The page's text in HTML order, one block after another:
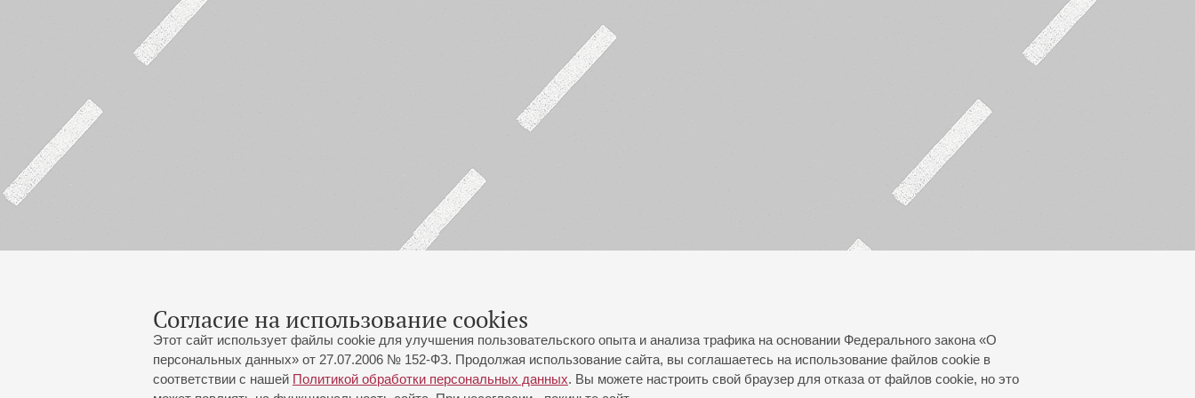
Согласие на использование cookies
Этот сайт использует файлы cookie для улучшения пользовательского опыта и анализа трафика на основании Федерального закона «О
персональных данных» от 27.07.2006 № 152-ФЗ. Продолжая использование сайта, вы соглашаетесь на использование файлов cookie в
соответствии с нашей Политикой обработки персональных данных. Вы можете настроить свой браузер для отказа от файлов cookie, но это